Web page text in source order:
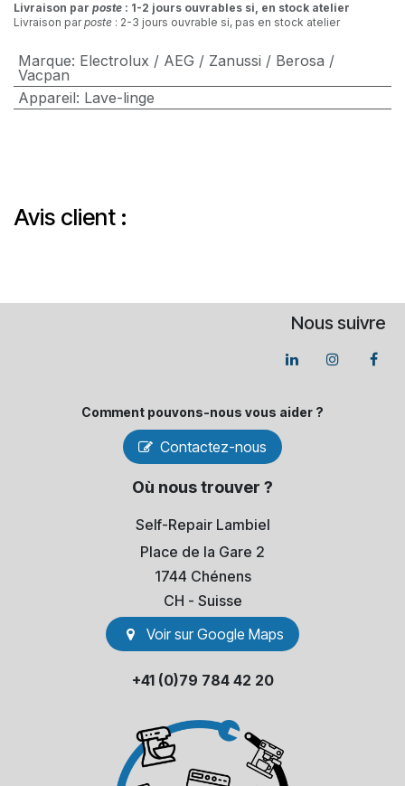
Livraison par poste : 1-2 jours ouvrables si, en stock atelier
Livraison parposte : 2-3 jours ouvrable si, pas en stock atelier
Marque: Electrolux / AEG / Zanussi / Berosa /
Vacpan
Appareil: Lave-linge
Avis client :
Nous suivre
Comment pouvons-​nous vous aider ?
Contactez-nous
Où nous trouver ?
Self-Repair Lambiel
Place de la Gare 2
1744 Chénens
​CH - Suisse
Voir sur Go​​ogle Maps
+41 (0)79 784 42 20